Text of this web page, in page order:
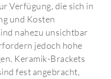
Verfügung, die sich in
und Kosten
nahezu unsichtbar
jedoch hohe
Keramik-Brackets
fest angebracht,